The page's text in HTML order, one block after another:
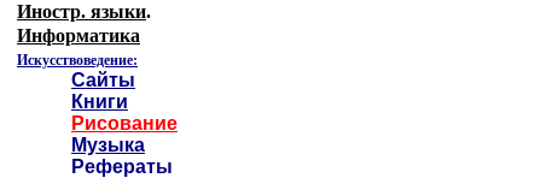
Иностр. языки.
Информатика
Искусствоведение:
Сайты
Книги
Рисование
Музыка
Рефераты